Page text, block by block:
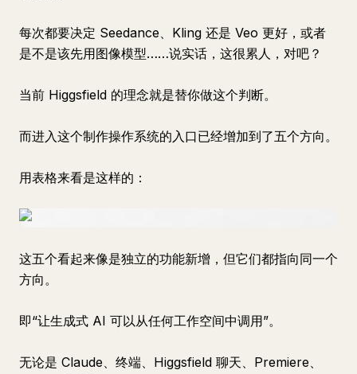
每次都要决定 Seedance、Kling 还是 Veo 更好，或者
是不是该先用图像模型……说实话，这很累人，对吧？
当前 Higgsfield 的理念就是替你做这个判断。
而进入这个制作操作系统的入口已经增加到了五个方向。
用表格来看是这样的：
这五个看起来像是独立的功能新增，但它们都指向同一个
方向。
即“让生成式 AI 可以从任何工作空间中调用”。
无论是 Claude、终端、Higgsfield 聊天、Premiere、